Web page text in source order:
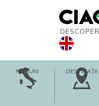
REGIUNI DESTINAȚII